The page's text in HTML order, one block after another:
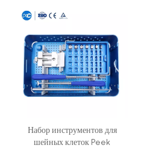
Набор инструментов для
шейных клеток Peek